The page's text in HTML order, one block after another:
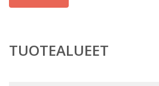
TUOTEALUEET